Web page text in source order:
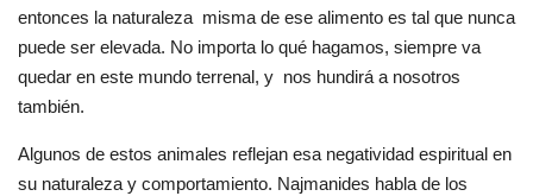
entonces la naturaleza misma de ese alimento es tal que nunca
puede ser elevada. No importa lo qué hagamos, siempre va
quedar en este mundo terrenal, y nos hundirá a nosotros
también.
Algunos de estos animales reflejan esa negatividad espiritual en
su naturaleza y comportamiento. Najmanides habla de los